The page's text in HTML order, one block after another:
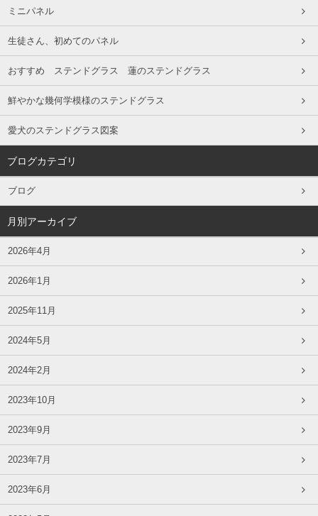
ミニパネル
生徒さん、初めてのパネル
おすすめ ステンドグラス 蓮のステンドグラス
鮮やかな幾何学模様のステンドグラス
愛犬のステンドグラス図案
ブログカテゴリ
ブログ
月別アーカイブ
2026年4月
2026年1月
2025年11月
2024年5月
2024年2月
2023年10月
2023年9月
2023年7月
2023年6月